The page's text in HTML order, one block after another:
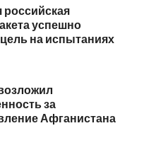
успешно
на испытаниях
за
Афганистана